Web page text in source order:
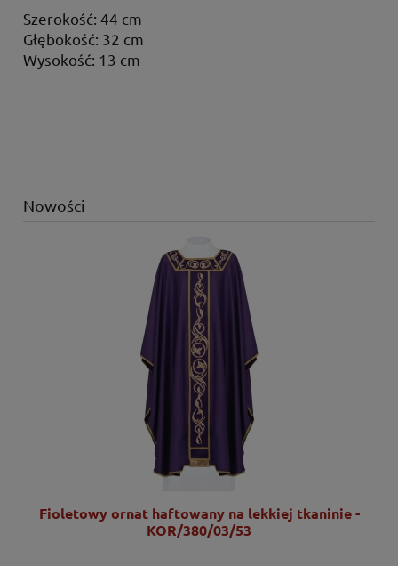
Szerokość: 44 cm
Głębokość: 32 cm
Wysokość: 13 cm
Nowości
Fioletowy ornat haftowany na lekkiej tkaninie -
KOR/380/03/53